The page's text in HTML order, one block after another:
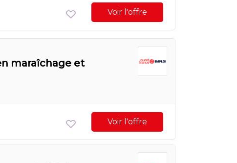
Voir l'offre
maraîchage et
Voir l'offre